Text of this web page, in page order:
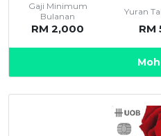
Gaji Minimum
Bulanan
RM 2,000
Yuran
RM